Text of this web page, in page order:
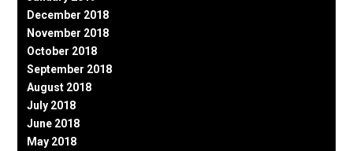
December 2018
November 2018
October 2018
September 2018
August 2018
July 2018
June 2018
May 2018